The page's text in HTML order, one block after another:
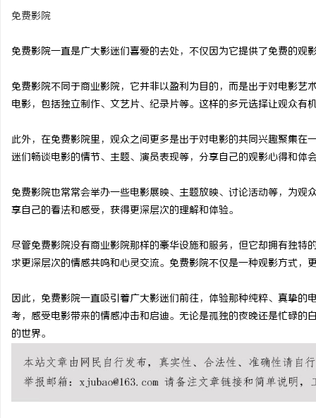
免费影院
免费影院一直是广大影迷们喜爱的去处，不仅因为它提供了免费的观
免费影院不同于商业影院，它并非以盈利为目的，而是出于对电影
电影，包括独立制作、文艺片、纪录片等。这样的多元选择让观众
此外，在免费影院里，观众之间更多是出于对电影的共同兴趣聚集
迷们畅谈电影的情节、主题、演员表现等，分享自己的观影心得和体
免费影院也常常会举办一些电影展映、主题放映、讨论活动等，为
享自己的看法和感受，获得更深层次的理解和体验。
尽管免费影院没有商业影院那样的豪华设施和服务，但它却拥有独
求更深层次的情感共鸣和心灵交流。免费影院不仅是一种观影方式，
因此，免费影院一直吸引着广大影迷们前往，体验那种纯粹、真挚
考，感受电影带来的情感冲击和启迪。无论是孤独的夜晚还是忙碌
的世界。
武汉配眼镜 上海配眼镜